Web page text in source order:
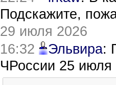
Подскажите,
29 июля 2026
16:32
Эльвира:
ЧРоссии 25 июля